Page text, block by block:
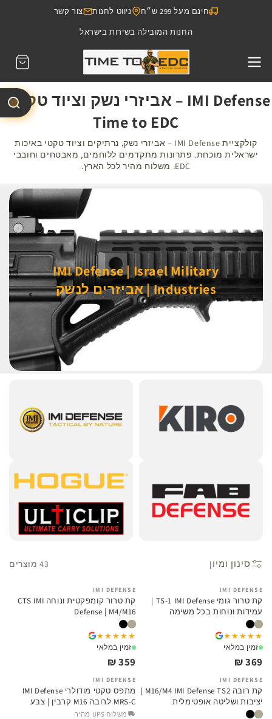
חינם מעל 299 ש״ח ניווט לחנות
צור קשר
החנות המובילה בשירות בישראל
עגלת
קניות
IMI Defense – אביזרי נשק וציוד טקטי |
Time to EDC
קולקציית IMI Defense – אביזרי נשק, נרתיקים וציוד טקטי באיכות
ישראלית מוכחת. פתרונות מתקדמים ללוחמים, מאבטחים וחובבי
EDC. משלוח מהיר לכל הארץ.
IMI Defense | Israel Military
Industries | אביזרים לנשק
סינון ומיון 43 מוצרים
IMI DEFENSE
קת טרור גומי TS-1 IMI Defense |
עמידות ונוחות בכל משימה
★★★★★
★★★★★
זמין במלאי
369 ₪
IMI DEFENSE
קת טרור קומפקטית ונוחה CTS IMI
Defense | M4/M16
★★★★★
★★★★★
זמין במלאי
359 ₪
IMI DEFENSE
קת רובה M16/M4 IMI Defense TS2 |
יציבות ושליטה אופטימלית
IMI DEFENSE
מתפס טקטי מודולרי IMI Defense
MRS-C לרובה M16 קרבין | צבע
מדברי | Multi Rail System
משלוח UPS מהיר